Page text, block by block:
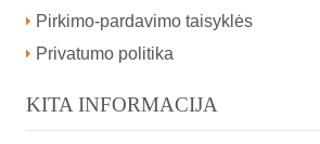
Pirkimo-pardavimo taisyklės
Privatumo politika
KITA INFORMACIJA